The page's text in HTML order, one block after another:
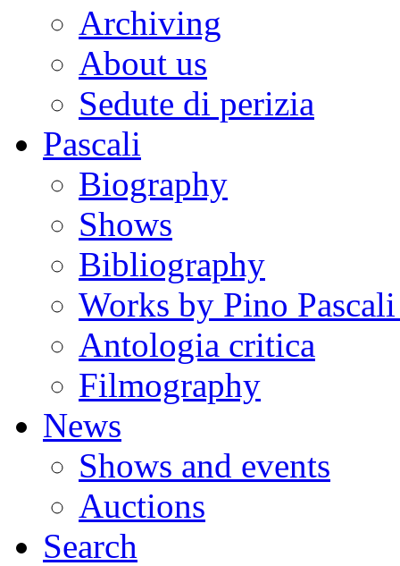
Archiving
About us
Sedute di perizia
Pascali
Biography
Shows
Bibliography
Works by Pino
Antologia critica
Filmography
News
Shows and events
Auctions
Search